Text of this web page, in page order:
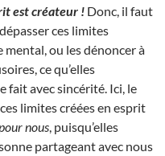
est créateur ! Donc, il faut
ces limites
ou les dénoncer à
ce qu’elles
fait avec sincérité. Ici, le
limites créées en esprit
nous , puisqu’elles
partageant avec nous